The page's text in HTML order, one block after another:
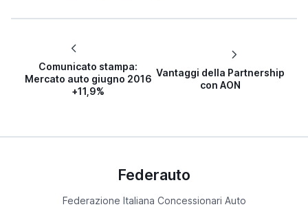
Comunicato stampa:
Mercato auto giugno 2016
+11,9%
Vantaggi della Partnership
con AON
Federauto
Federazione Italiana Concessionari Auto